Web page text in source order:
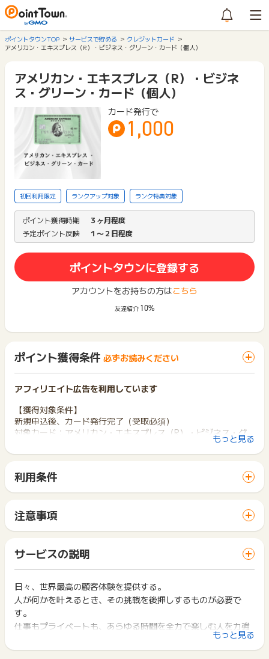
ポイントタウンTOP サービスで貯める
クレジットカード
アメリカン・エキスプレス（R）・ビジネス・グリーン・カード（個人）
アメリカン・エキスプレス（R）・ビジネ
ス・グリーン・カード（個人）
カード発行で
1,000
初回利用限定 ランクアップ対象 ランク特典対象
ポイント獲得時期
３ヶ月程度
予定ポイント反映
１〜２日程度
ポイントタウンに登録する
アカウントをお持ちの方はこちら
友達紹介 10%
ポイント獲得条件 必ずお読みください
アフィリエイト広告を利用しています
【獲得対象条件】
新規申込後、カード発行完了（受取必須）
対象カード：アメリカン・エキスプレス（R）・ビジネス・グ
虚偽、架空の申込・登録内容不備・不正・いたずら・データの
重複・複数回申込・カード発行まで至らなかった場合・対象カ
る方・対象カード以外のお申込みなど
【調査必要項目】
・照会番号（末尾JPY）
・カード種別
までお問い合わせください。ポイントについて、広告主に直接
お問い合わせをした場合、ポイント獲得対象外となる場合がご
ざいます。
もっと見る
利用条件
サイトに移動してからお申し込みやお買い物が完了するまでの
間に、同じブラウザ（※）で他のサイトに移動した場合はポイン
ト獲得ができません。
ス・お買い物利用時で、デバイス・ブラウザが異なる場合はポ
イント獲得ができません。
2回以上同じお買い物・サービスをご利用される場合は、毎回
ポイントタウンに戻り、「 カード発行でポイントGET 」ボタ
ンを押してからご利用ください。
下記の事項に該当する場合、広告主側で対象外とみなし、「獲
注意事項
一部のサービスにつきましては、1商品につき10円単位の金額
は切り捨てとなります。
ポイント獲得が1ポイント未満のものは切り捨てとなり、ポイ
ント履歴には記載されません。
原則として広告主側のポイント等を利用して支払われた金額分
につきましては、ポイントタウンのポイント獲得の対象には含
まれません。
広告主が運営しているサービスの都合もしくは会員様の都合で
商品の交換や一部でもキャンセルされた場合、ポイントが無効
になる可能性もございます。
サービスの説明
日々、世界最高の顧客体験を提供する。
人が何かを叶えるとき、その挑戦を後押しするものが必要で
す。
仕事もプライベートも、あらゆる時間を全力で楽しむ人を力強
く支えたい。だからこそ、私たちは進化を止めることはありま
せん。
もっと見る